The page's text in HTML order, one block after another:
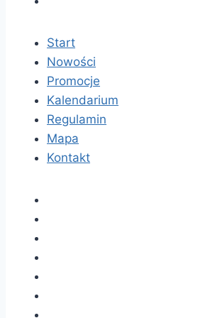
Start
Nowości
Promocje
Kalendarium
Regulamin
Mapa
Kontakt